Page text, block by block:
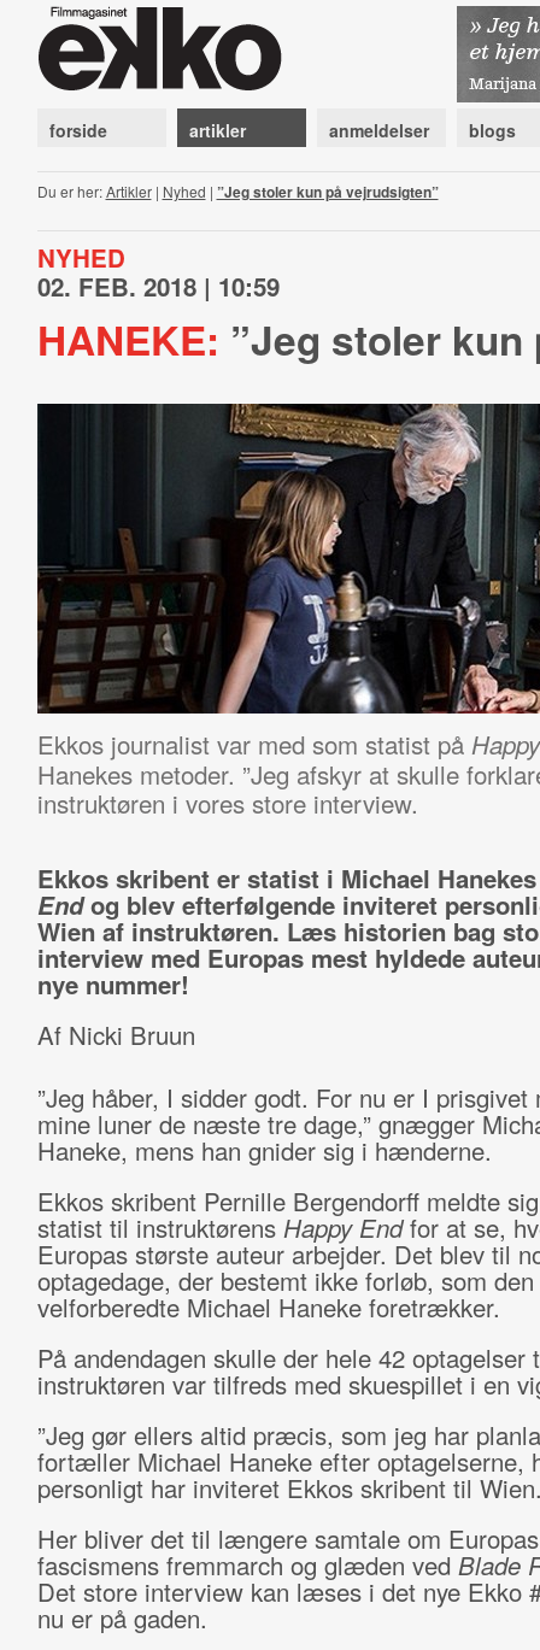
forside artikler anmeldelser blogs
Du er her:Artikler| Nyhed | ”Jeg stoler kun på vejrudsigten”
NYHED
02. FEB. 2018 | 10:59
HANEKE: ”Jeg stoler
Ekkos journalist var med som statist på
Hanekes metoder. ”Jeg afskyr at skulle
instruktøren i vores store interview.
Ekkos skribent er statist i Michael
Endog blev efterfølgende inviteret
Wien af instruktøren. Læs historien bag
interview med Europas mest hyldede
nye nummer!
Af Nicki Bruun
”Jeg håber, I sidder godt. For nu er I prisgivet
mine luner de næste tre dage,” gnægger
Haneke, mens han gnider sig i hænderne.
Ekkos skribent Pernille Bergendorff meldte
statist til instruktørens Happy Endfor at se,
Europas største auteur arbejder. Det blev til
optagedage, der bestemt ikke forløb, som
velforberedte Michael Haneke foretrækker.
På andendagen skulle der hele 42 optagelser
instruktøren var tilfreds med skuespillet i en
”Jeg gør ellers altid præcis, som jeg har
fortæller Michael Haneke efter optagelserne,
personligt har inviteret Ekkos skribent til
Her bliver det til længere samtale om
fascismens fremmarch og glæden ved Blade
Det store interview kan læses i det nye Ekko
nu er på gaden.